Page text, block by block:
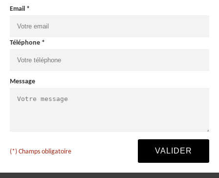
Email *
Téléphone *
Message
(*) Champs obligatoire